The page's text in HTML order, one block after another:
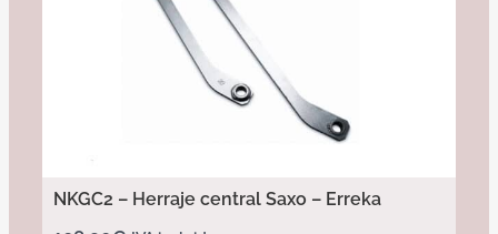
NKGC2 – Herraje central Saxo – Erreka